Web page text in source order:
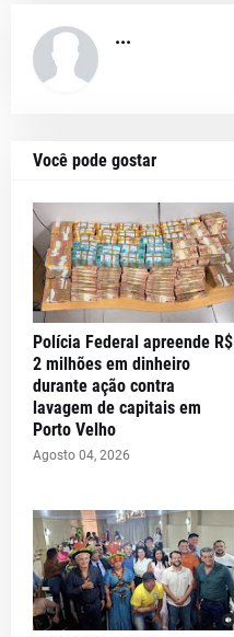
...
Você pode gostar
Polícia Federal apreende R$
2 milhões em dinheiro
durante ação contra
lavagem de capitais em
Porto Velho
Agosto 04, 2026